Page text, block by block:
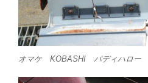
オマケ KOBASHI パディハロー